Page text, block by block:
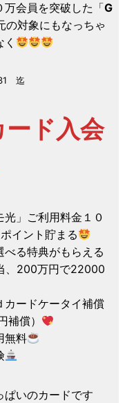
万会員を突破した「G
の対象にもなっちゃ
迄
ド入会
」ご利用料金１０
イント貯まる
る特典がもらえる
、200万円で22000
カードケータイ補償
償）
無料
ぱいのカードです